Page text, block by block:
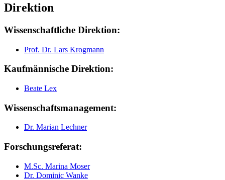
Direktion
Wissenschaftliche Direktion:
Prof. Dr. Lars Krogmann
Kaufmännische Direktion:
Beate Lex
Wissenschaftsmanagement:
Dr. Marian Lechner
Forschungsreferat:
M.Sc. Marina Moser
Dr. Dominic Wanke